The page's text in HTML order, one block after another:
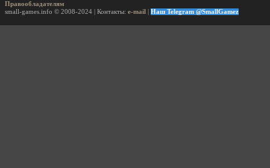
Правообладателям
small-games.info © 2008-2024 | Контакты: e-mail Наш Telegram @SmallGamez